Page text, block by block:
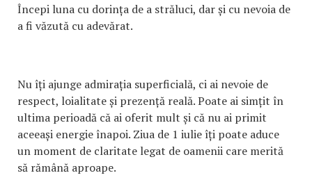
Începi luna cu dorința de a străluci, dar și cu nevoia de
a fi văzută cu adevărat.
Nu îți ajunge admirația superficială, ci ai nevoie de
respect, loialitate și prezență reală. Poate ai simțit în
ultima perioadă că ai oferit mult și că nu ai primit
aceeași energie înapoi. Ziua de 1 iulie îți poate aduce
un moment de claritate legat de oamenii care merită
să rămână aproape.